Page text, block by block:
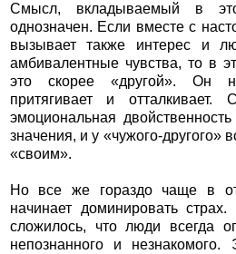
Смысл, вкладываемый в
однозначен. Если вместе с
вызывает также интерес и
амбивалентные чувства, то в
это скорее «другой». Он
притягивает и
эмоциональная
значения, и у «чужого-другого»
«своим».
Но все же гораздо чаще в
начинает доминировать
сложилось, что люди всегда
непознанного и